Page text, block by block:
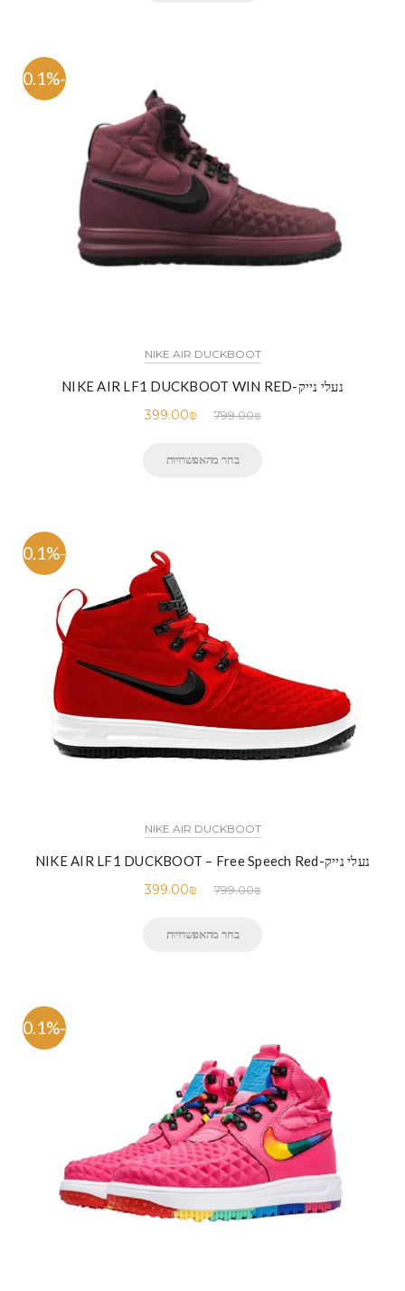
-50.1%
NIKE AIR DUCKBOOT
נעלי נייק-NIKE AIR LF1 DUCKBOOT WIN RED
799.00₪
399.00₪
בחר מהאפשרויות
-50.1%
NIKE AIR DUCKBOOT
נעלי נייק-NIKE AIR LF1 DUCKBOOT – Free Speech Red
799.00₪
399.00₪
בחר מהאפשרויות
-50.1%